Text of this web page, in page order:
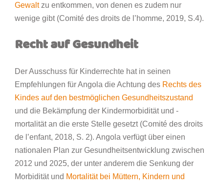
Gewaltzu entkommen, von denen es zudem nur
wenige gibt (Comité des droits de l’homme, 2019, S.4).
Recht auf Gesundheit
Der Ausschuss für Kinderrechte hat in seinen
Empfehlungen für Angola die Achtung des Rechts des
Kindes auf den bestmöglichen Gesundheitszustand
und die Bekämpfung der Kindermorbidität und -
mortalität an die erste Stelle gesetzt (Comité des droits
de l’enfant, 2018, S. 2). Angola verfügt über einen
nationalen Plan zur Gesundheitsentwicklung zwischen
2012 und 2025, der unter anderem die Senkung der
Morbidität und Mortalität bei Müttern, Kindern und